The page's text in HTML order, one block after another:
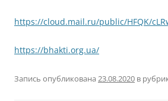
https://cloud.mail.ru/public/HFQK/
https://bhakti.org.ua/
Запись опубликована 23.08.2020 в